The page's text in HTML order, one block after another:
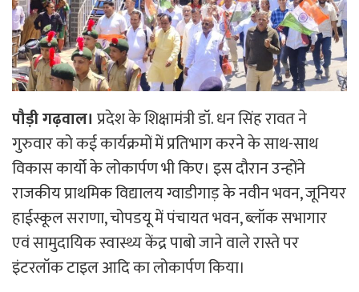
पौड़ी गढ़वाल। प्रदेश के शिक्षामंत्री डॉ. धन सिंह रावत ने
गुरुवार को कई कार्यक्रमों में प्रतिभाग करने के साथ-साथ
विकास कार्यो के लोकार्पण भी किए। इस दौरान उन्होंने
राजकीय प्राथमिक विद्यालय ग्वाडीगाड़ के नवीन भवन, जूनियर
हाईस्कूल सराणा, चोपडयू में पंचायत भवन, ब्लॉक सभागार
एवं सामुदायिक स्वास्थ्य केंद्र पाबो जाने वाले रास्ते पर
इंटरलॉक टाइल आदि का लोकार्पण किया।